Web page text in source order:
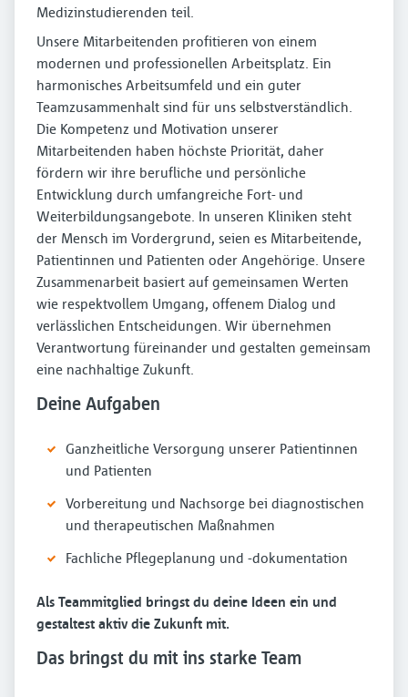
Medizinstudierenden teil.
Unsere Mitarbeitenden profitieren von einem
modernen und professionellen Arbeitsplatz. Ein
harmonisches Arbeitsumfeld und ein guter
Teamzusammenhalt sind für uns selbstverständlich.
Die Kompetenz und Motivation unserer
Mitarbeitenden haben höchste Priorität, daher
fördern wir ihre berufliche und persönliche
Entwicklung durch umfangreiche Fort- und
Weiterbildungsangebote. In unseren Kliniken steht
der Mensch im Vordergrund, seien es Mitarbeitende,
Patientinnen und Patienten oder Angehörige. Unsere
Zusammenarbeit basiert auf gemeinsamen Werten
wie respektvollem Umgang, offenem Dialog und
verlässlichen Entscheidungen. Wir übernehmen
Verantwortung füreinander und gestalten gemeinsam
eine nachhaltige Zukunft.
Deine Aufgaben
Ganzheitliche Versorgung unserer Patientinnen
und Patienten
Vorbereitung und Nachsorge bei diagnostischen
und therapeutischen Maßnahmen
Fachliche Pflegeplanung und -dokumentation
Als Teammitglied bringst du deine Ideen ein und
gestaltest aktiv die Zukunft mit.
Das bringst du mit ins starke Team